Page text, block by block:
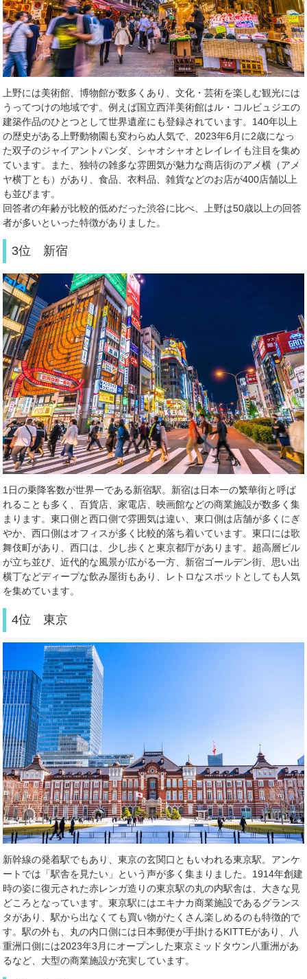
上野には美術館、博物館が数多くあり、文化・芸術を楽しむ観光には
うってつけの地域です。例えば国立西洋美術館はル・コルビュジエの
建築作品のひとつとして世界遺産にも登録されています。 140年以上
の歴史がある上野動物園も変わらぬ人気で、 2023年6 月に2歳になっ
た双子のジャイアントパンダ、シャオシャオとレイレイも注目を集め
ています。また、独特の雑多な雰囲気が魅力な商店街のアメ横（アメ
ヤ横丁とも）があり、食品、衣料品、雑貨などのお店が400店舗以上
も並びます。
回答者の年齢が比較的低めだった渋谷に比べ、上野は50歳以上の回答
者が多いといった特徴がありました。
3位 新宿
1日の乗降客数が世界一である新宿駅。新宿は日本一の繁華街と呼ば
れることも多く、百貨店、家電店、映画館などの商業施設が数多く集
まります。東口側と西口側で雰囲気は違い、東口側は店舗が多くにぎ
やか、西口側はオフィスが多く比較的落ち着いています。東口には歌
舞伎町があり、西口は、少し歩くと東京都庁があります。超高層ビル
が立ち並び、近代的な風景が広がる一方、新宿ゴールデン街、思い出
横丁などディープな飲み屋街もあり、レトロなスポットとしても人気
を集めています。
4位 東京
新幹線の発着駅でもあり、東京の玄関口ともいわれる東京駅。アンケ
ートでは「駅舎を見たい」という声が多く集まりました。 1914年創建
時の姿に復元された赤レンガ造りの東京駅の丸の内駅舎は、大きな見
どころとなっています。東京駅にはエキナカ商業施設であるグランス
タがあり、駅から出なくても買い物がたくさん楽しめるのも特徴的で
す。駅の外も、丸の内口側には日本郵便が手掛けるKITTEがあり、八
重洲口側には2023年3 月にオープンした東京ミッドタウン八重洲があ
るなど、大型の商業施設が充実しています。